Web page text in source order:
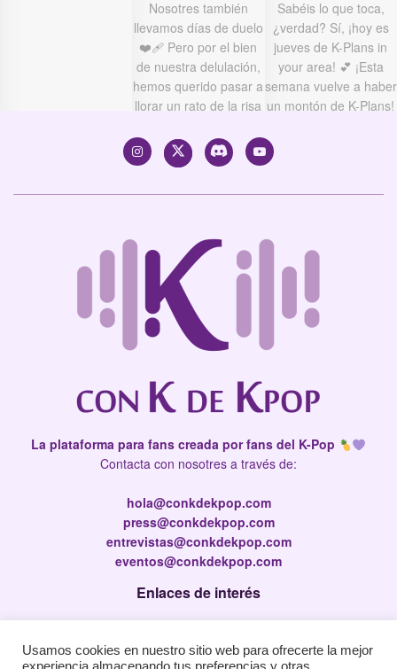
La plataforma para fans creada por fans del K-Pop
Contacta con nosotres a través de:
hola@conkdekpop.com
press@conkdekpop.com
entrevistas@conkdekpop.com
eventos@conkdekpop.com
Enlaces de interés
Política de privacidad
Usamos cookies en nuestro sitio web para ofrecerte la mejor